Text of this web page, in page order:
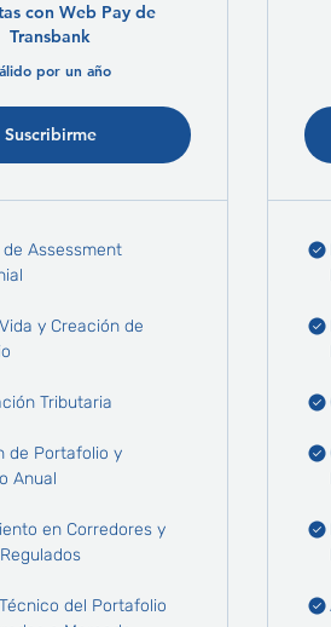
con Web Pay de
Transbank
por un año
Suscribirme
de Assessment
y Creación de
Tributaria
de Portafolio y
Anual
en Corredores y
del Portafolio